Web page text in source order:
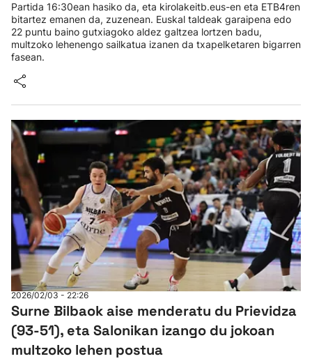
Partida 16:30ean hasiko da, eta kirolakeitb.eus-en eta ETB4ren
bitartez emanen da, zuzenean. Euskal taldeak garaipena edo
22 puntu baino gutxiagoko aldez galtzea lortzen badu,
multzoko lehenengo sailkatua izanen da txapelketaren bigarren
fasean.
2026/02/03 - 22:26
Surne Bilbaok aise menderatu du Prievidza
(93-51), eta Salonikan izango du jokoan
multzoko lehen postua